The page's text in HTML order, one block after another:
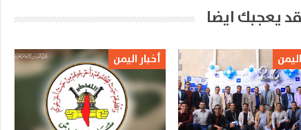
قد يعجبك ايضا
أخبار اليمن